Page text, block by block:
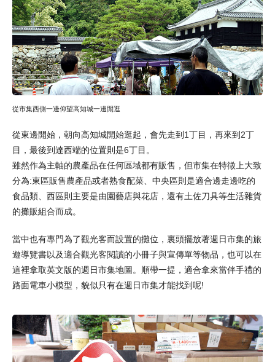
從市集西側一邊仰望高知城一邊閒逛
從東邊開始，朝向高知城開始逛起，會先走到1丁目，再來到2丁
目，最後到達西端的位置則是6丁目。
雖然作為主軸的農產品在任何區域都有販售，但市集在特徵上大致
分為:東區販售農產品或者熟食配菜、中央區則是適合邊走邊吃的
食品類、西區則主要是由園藝店與花店，還有土佐刀具等生活雜貨
的攤販組合而成。
當中也有專門為了觀光客而設置的攤位，裏頭擺放著週日市集的旅
遊導覽書以及適合觀光客閱讀的小冊子與宣傳單等物品，也可以在
這裡拿取英文版的週日市集地圖。順帶一提，適合拿來當伴手禮的
路面電車小模型，貌似只有在週日市集才能找到呢!